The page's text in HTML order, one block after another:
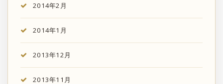
2014年2月
2014年1月
2013年12月
2013年11月